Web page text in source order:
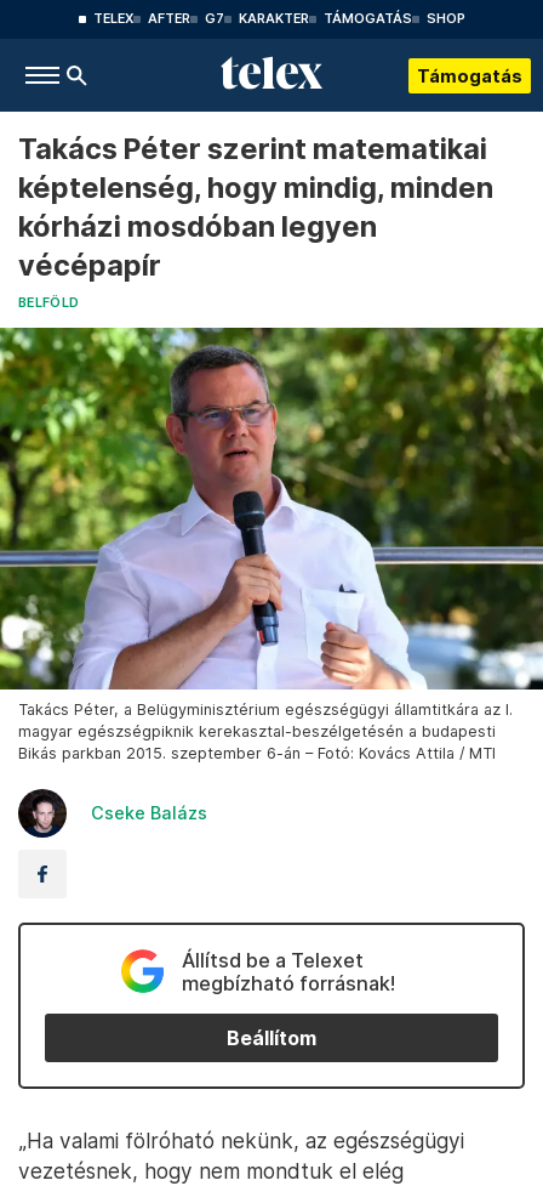
TELEX AFTER G7 KARAKTER TÁMOGATÁS SHOP
Támogatás
Takács Péter szerint matematikai
képtelenség, hogy mindig, minden
kórházi mosdóban legyen
vécépapír
BELFÖLD
Takács Péter, a Belügyminisztérium egészségügyi államtitkára az I.
magyar egészségpiknik kerekasztal-beszélgetésén a budapesti
Bikás parkban 2015. szeptember 6-án – Fotó: Kovács Attila / MTI
Cseke Balázs
Állítsd be a Telexet
megbízható forrásnak!
Beállítom
„Ha valami fölróható nekünk, az egészségügyi
vezetésnek, hogy nem mondtuk el elég